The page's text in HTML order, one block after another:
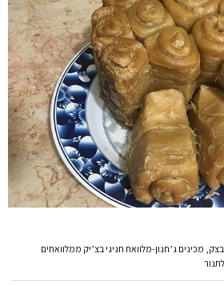
מכינים ג’חנון-מלוואח חגיגי בצ’יק ממלוואחים